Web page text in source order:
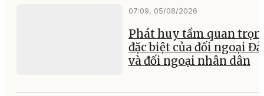
07:09, 05/08/2026
Phát huy tầm quan
đặc biệt của đối ngoại
và đối ngoại nhân dân